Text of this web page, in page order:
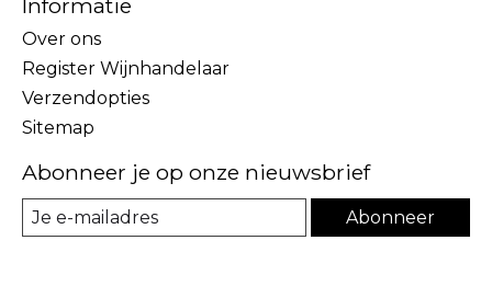
Over ons
Register Wijnhandelaar
Verzendopties
Sitemap
Abonneer je op onze nieuwsbrief
Abonneer